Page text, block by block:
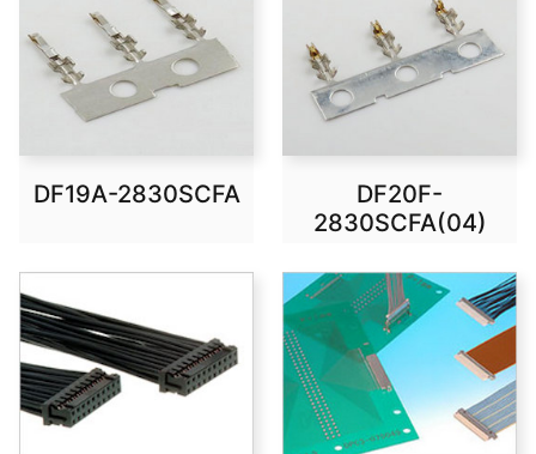
DF19A-2830SCFA
DF20F-
2830SCFA(04)